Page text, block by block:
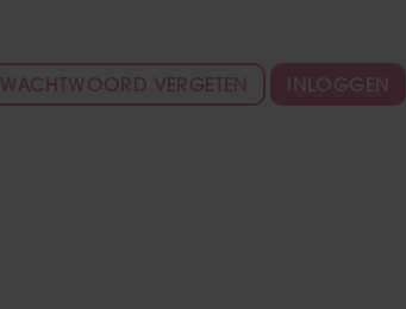
WACHTWOORD VERGETEN INLOGGEN